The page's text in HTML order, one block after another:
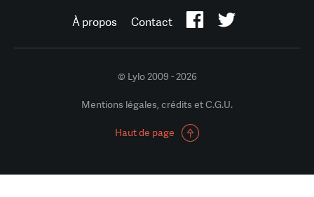
À propos Contact
© Lylo 2009 - 2026
Mentions légales, crédits et C.G.U.
Haut de page